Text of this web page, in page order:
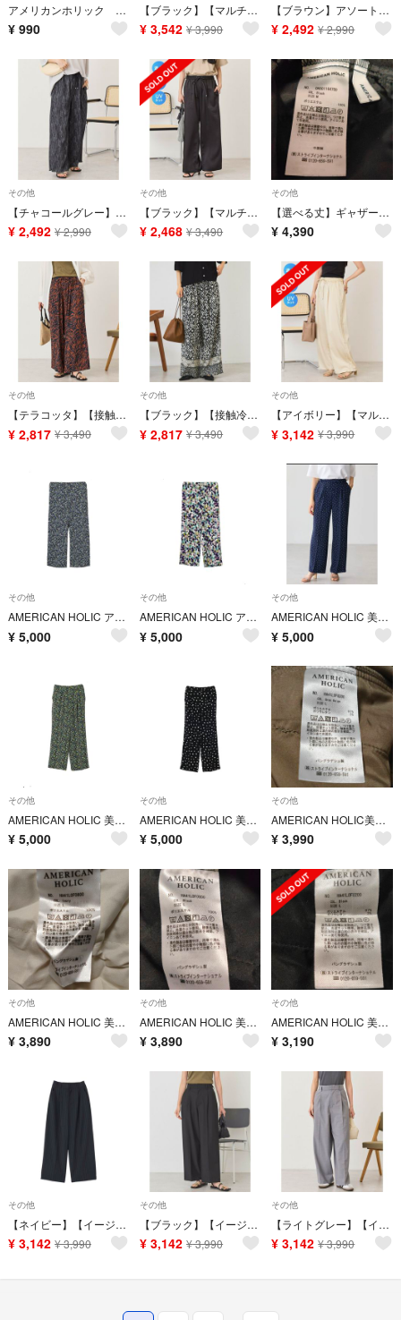
アメリカンホリック パンツ
¥ 990
【ブラック】【マルチ機能】ウエストラインスラックスパンツ
¥ 3,542 ¥3,990
【ブラウン】アソート柄ジャカードパンツ
¥ 2,492 ¥2,990
その他
【チャコールグレー】アソート柄ジャカードパンツ
¥ 2,492 ¥2,990
その他
【ブラック】【マルチ機能】サテンベイカーパンツ
¥ 2,468 ¥3,490
その他
【選べる丈】ギャザーウールライクスカーチョ
¥ 4,390
その他
【テラコッタ】【接触冷感】リネンブレンドアソート柄パンツ
¥ 2,817 ¥3,490
その他
【ブラック】【接触冷感】リネンブレンドアソート柄パンツ
¥ 2,817 ¥3,490
その他
【アイボリー】【マルチ機能】 サイドレースパンツ
¥ 3,142 ¥3,990
その他
AMERICAN HOLIC アソートプリントリラックスパンツ L スモールフラ
¥ 5,000
その他
AMERICAN HOLIC アソートプリントリラックスパンツ L アイボリー
¥ 5,000
その他
AMERICAN HOLIC 美・美・美アソートプリントストレートパンツ L ネ
¥ 5,000
その他
AMERICAN HOLIC 美・美・美アソートプリントストレートパンツ L ス
¥ 5,000
その他
AMERICAN HOLIC 美・美・美アソートプリントストレートパンツ L ブ
¥ 5,000
その他
AMERICAN HOLIC美・美・美ポンチジョーゼットフレアパンツ L グレー
¥ 3,990
その他
AMERICAN HOLIC 美・美・美センタープレスパンツ L アイボリー
¥ 3,890
その他
AMERICAN HOLIC 美・美・美センタープレスパンツ L ブラック
¥ 3,890
その他
AMERICAN HOLIC 美・美・美ポンチジョーゼットフレアパンツ L ブラ
¥ 3,190
その他
【ネイビー】【イージーケア・接触冷感】スラックスパンツ
¥ 3,142 ¥3,990
その他
【ブラック】【イージーケア・接触冷感】スラックスパンツ
¥ 3,142 ¥3,990
その他
【ライトグレー】【イージーケア・接触冷感】スラックスパンツ
¥ 3,142 ¥3,990